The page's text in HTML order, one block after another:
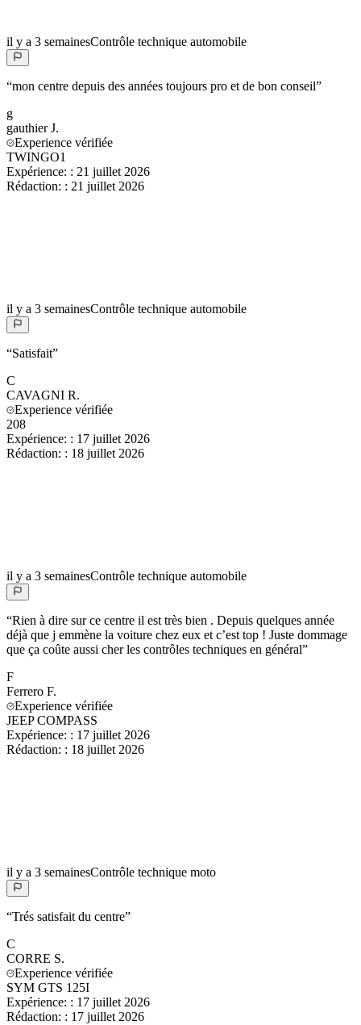
il y a 3 semainesContrôle technique automobile
“mon centre depuis des années toujours pro et de bon conseil”
g
gauthier J.
Experience vérifiée
TWINGO1
Expérience: : 21 juillet 2026
Rédaction: : 21 juillet 2026
il y a 3 semainesContrôle technique automobile
“Satisfait”
C
CAVAGNI R.
Experience vérifiée
208
Expérience: : 17 juillet 2026
Rédaction: : 18 juillet 2026
il y a 3 semainesContrôle technique automobile
“Rien à dire sur ce centre il est très bien . Depuis quelques année
déjà que j emmène la voiture chez eux et c’est top ! Juste dommage
que ça coûte aussi cher les contrôles techniques en général”
F
Ferrero F.
Experience vérifiée
JEEP COMPASS
Expérience: : 17 juillet 2026
Rédaction: : 18 juillet 2026
il y a 3 semainesContrôle technique moto
“Trés satisfait du centre”
C
CORRE S.
Experience vérifiée
SYM GTS 125I
Expérience: : 17 juillet 2026
Rédaction: : 17 juillet 2026